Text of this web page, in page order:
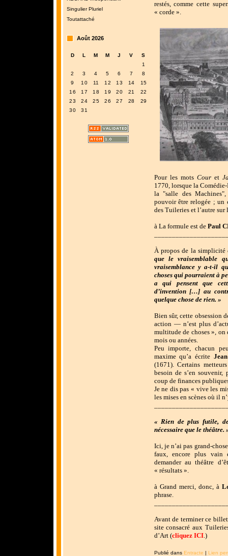
Singulier Pluriel
Toutattaché
Août 2026
D L M M J V
S
1
2
3 4 5 6 7
8
9
10 11 12 13 14
15
16
17 18 19 20 21
22
23
24 25 26 27 28
29
30
31
restés, comme cette
« corde ».
Pour les mots Couret
1770, lorsque la
la "salle des
pouvoir être relogée ; un
des Tuileries et l’autre sur
à La formule est de Paul
À propos de la
que le vraisemblable
vraisemblance y a-t-il
choses qui pourraient à
a qui pensent que
d’invention […] au
quelque chose de rien. »
Bien sûr, cette obsession
action — n’est plus
multitude de choses », on
mois ou années.
Peu importe, chacun
maxime qu’a écrite
(1671). Certains
besoin de s’en
coup de finances
Je ne dis pas « vive les
les mises en scènes où il
« Rien de plus futile,
nécessaire que le théâtre.
Ici, je n’ai pas grand-
faux, encore plus vain
demander au théâtre
« résultats ».
à Grand merci, donc, à
phrase.
Avant de terminer ce
site consacré aux
d’Art (cliquez ICI.)
Publié dans Entracte | Lien